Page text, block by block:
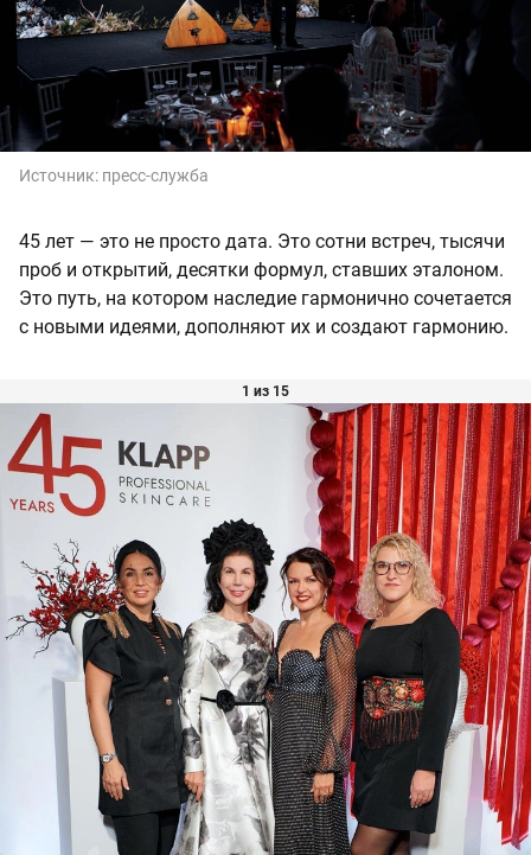
Источник: пресс-служба
45 лет — это не просто дата. Это сотни встреч, тысячи
проб и открытий, десятки формул, ставших эталоном.
Это путь, на котором наследие гармонично сочетается
с новыми идеями, дополняют их и создают гармонию.
1 из 15